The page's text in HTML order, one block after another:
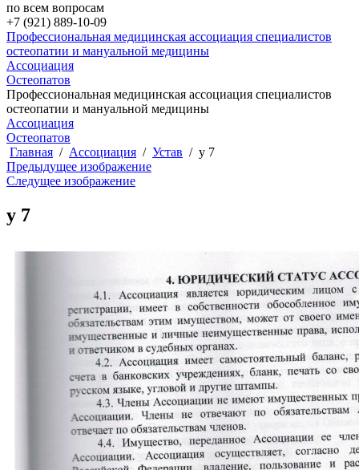
по всем вопросам
+7 (921) 889-10-09
Профессиональная медицинская ассоциация специалистов
остеопатии и мануальной медицины
Ассоциация
Остеопатов
Профессиональная медицинская ассоциация специалистов
остеопатии и мануальной медицины
Ассоциация
Остеопатов
Главная
Ассоциация Устав
у 7
Предыдущее изображение
Следущее изображение
у 7